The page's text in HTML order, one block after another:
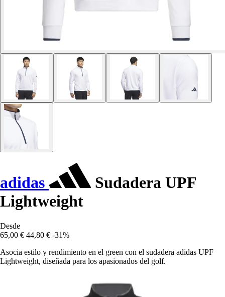
adidas
Sudadera UPF
Lightweight
Desde
65,00 € 44,80 € -31%
Asocia estilo y rendimiento en el green con el sudadera adidas UPF
Lightweight, diseñada para los apasionados del golf.